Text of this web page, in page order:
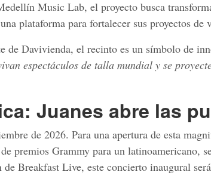
Music Lab, el proyecto busca
plataforma para fortalecer sus proyectos de
de Davivienda, el recinto es un símbolo de
espectáculos de talla mundial y se
Juanes abre las
de 2026. Para una apertura de esta
premios Grammy para un latinoamericano,
Breakfast Live, este concierto inaugural